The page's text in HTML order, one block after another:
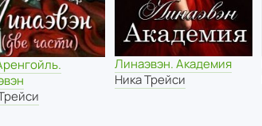
Линаэвэн. Академия
Ника Трейси